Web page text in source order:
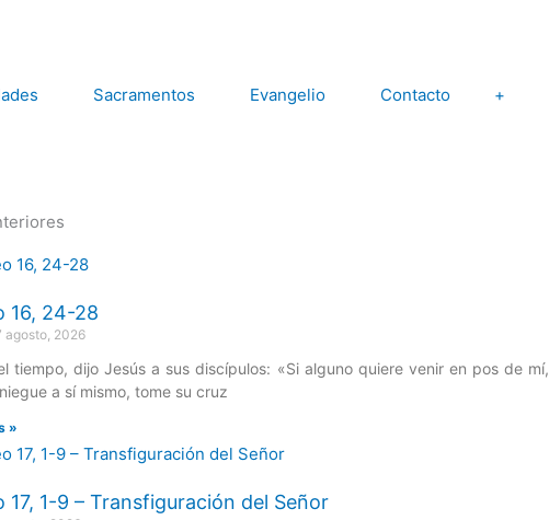
Sacramentos Evangelio Contacto +
16, 24-28
agosto, 2026
tiempo, dijo Jesús a sus discípulos: «Si alguno quiere venir en pos de mí,
a sí mismo, tome su cruz
»
17, 1-9 – Transfiguración del Señor
Página